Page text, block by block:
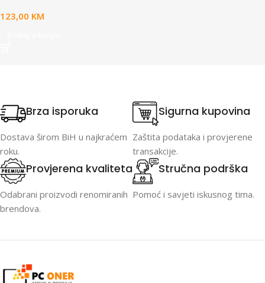
123,00 KM
Brza isporuka
Dostava širom BiH u najkraćem
roku.
Sigurna kupovina
Zaštita podataka i provjerene
transakcije.
Provjerena kvaliteta
Odabrani proizvodi renomiranih
brendova.
Stručna podrška
Pomoć i savjeti iskusnog tima.